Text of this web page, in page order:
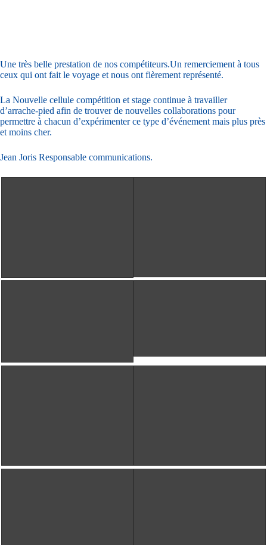
Une très belle prestation de nos compétiteurs.Un remerciement à tous
ceux qui ont fait le voyage et nous ont fièrement représenté.
La Nouvelle cellule compétition et stage continue à travailler
d’arrache-pied afin de trouver de nouvelles collaborations pour
permettre à chacun d’expérimenter ce type d’événement mais plus près
et moins cher.
Jean Joris Responsable communications.